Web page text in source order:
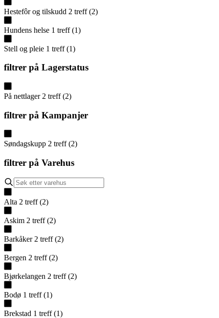
Hestefôr og tilskudd 2 treff (2)
Hundens helse 1 treff (1)
Stell og pleie 1 treff (1)
filtrer på Lagerstatus
På nettlager 2 treff (2)
filtrer på Kampanjer
Søndagskupp 2 treff (2)
filtrer på Varehus
Alta 2 treff (2)
Askim 2 treff (2)
Barkåker 2 treff (2)
Bergen 2 treff (2)
Bjørkelangen 2 treff (2)
Bodø 1 treff (1)
Brekstad 1 treff (1)